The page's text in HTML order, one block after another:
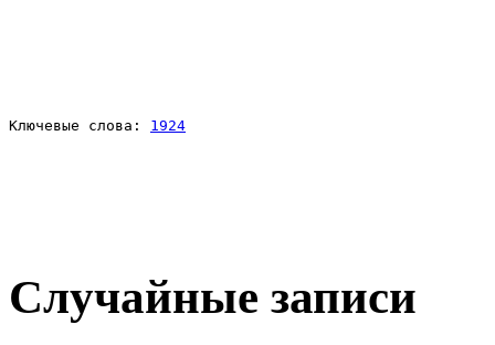
Ключевые слова: 1924
Случайные записи